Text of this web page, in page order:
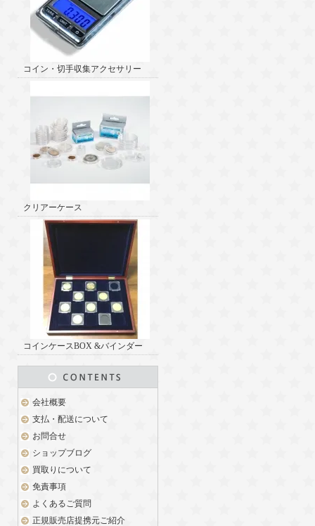
コイン・切手収集アクセサリー
クリアーケース
コインケースBOX &バインダー
会社概要
支払・配送について
お問合せ
ショップブログ
買取りについて
免責事項
よくあるご質問
正規販売店提携元ご紹介